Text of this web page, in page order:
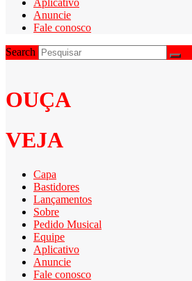
Anuncie
Fale conosco
Search
OUÇA
VEJA
Capa
Bastidores
Lançamentos
Sobre
Pedido Musical
Equipe
Aplicativo
Anuncie
Fale conosco